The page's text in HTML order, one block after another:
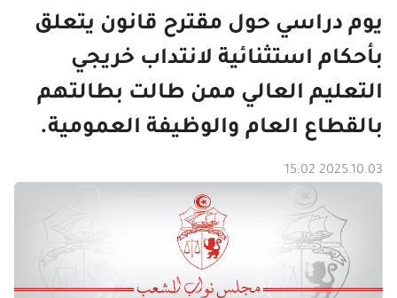
يوم دراسي حول مقترح قانون يتعلق
بأحكام استثنائية لانتداب خريجي
التعليم العالي ممن طالت بطالتهم
بالقطاع العام والوظيفة العمومية.
2025.10.03 15:02